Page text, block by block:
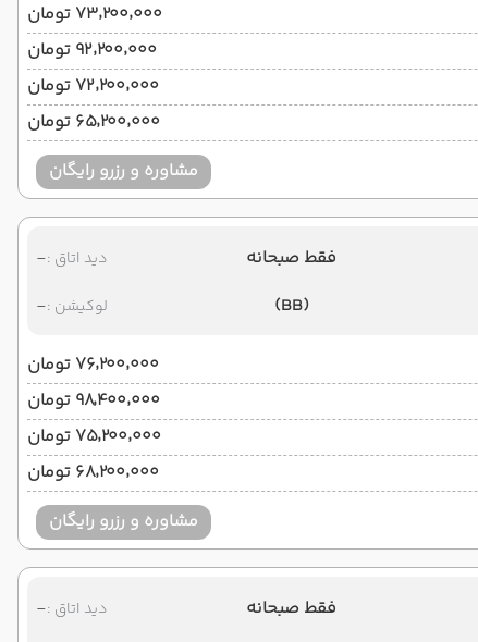
۷۳٬۲۰۰٬۰۰۰ تومان
۹۲٬۲۰۰٬۰۰۰ تومان
۷۲٬۲۰۰٬۰۰۰ تومان
۶۵٬۲۰۰٬۰۰۰ تومان
مشاوره و رزرو رایگان
فقط صبحانه
(BB)
دید اتاق :-
لوکیشن :-
۷۶٬۲۰۰٬۰۰۰ تومان
۹۸٬۴۰۰٬۰۰۰ تومان
۷۵٬۲۰۰٬۰۰۰ تومان
۶۸٬۲۰۰٬۰۰۰ تومان
مشاوره و رزرو رایگان
فقط صبحانه
دید اتاق :-